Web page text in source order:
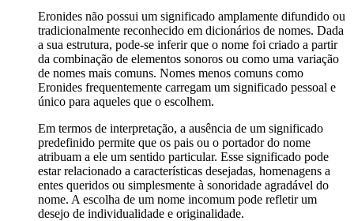
Eronides não possui um significado amplamente difundido ou
tradicionalmente reconhecido em dicionários de nomes. Dada
a sua estrutura, pode-se inferir que o nome foi criado a partir
da combinação de elementos sonoros ou como uma variação
de nomes mais comuns. Nomes menos comuns como
Eronides frequentemente carregam um significado pessoal e
único para aqueles que o escolhem.
Em termos de interpretação, a ausência de um significado
predefinido permite que os pais ou o portador do nome
atribuam a ele um sentido particular. Esse significado pode
estar relacionado a características desejadas, homenagens a
entes queridos ou simplesmente à sonoridade agradável do
nome. A escolha de um nome incomum pode refletir um
desejo de individualidade e originalidade.